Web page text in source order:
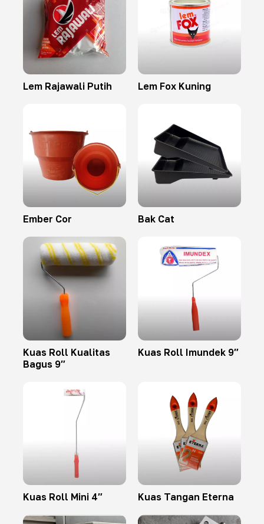
Lem Rajawali Putih Lem Fox Kuning
Ember Cor Bak Cat
Kuas Roll Kualitas
Bagus 9″
Kuas Roll Imundek 9″
Kuas Roll Mini 4″ Kuas Tangan Eterna